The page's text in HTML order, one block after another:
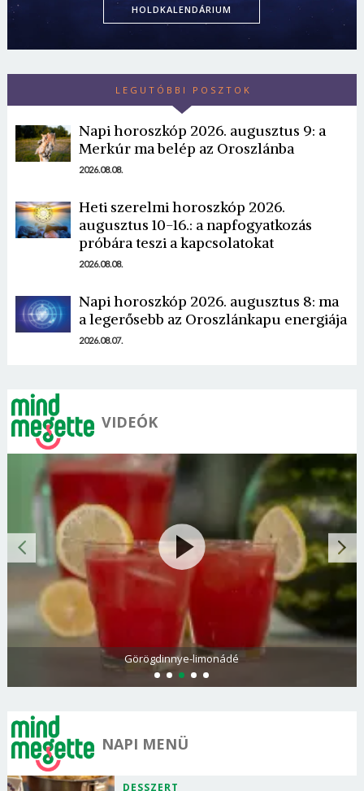
HOLDKALENDÁRIUM
LEGUTÓBBI POSZTOK
Napi horoszkóp 2026. augusztus 9: a
Merkúr ma belép az Oroszlánba
2026.08.08.
Heti szerelmi horoszkóp 2026.
augusztus 10-16.: a napfogyatkozás
próbára teszi a kapcsolatokat
2026.08.08.
Napi horoszkóp 2026. augusztus 8: ma
a legerősebb az Oroszlánkapu energiája
2026.08.07.
VIDEÓK
Görögdinnye-limonádé
NAPI MENÜ
DESSZERT